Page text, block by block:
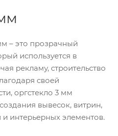
– это прозрачный
используется в
рекламу, строительство
своей
оргстекло 3 мм
вывесок, витрин,
интерьерных элементов.